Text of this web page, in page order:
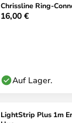
Chrissline Ring-
16,00 €
Auf Lager.
LightStrip Plus 1m